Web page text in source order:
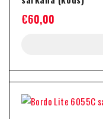
€60,00